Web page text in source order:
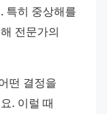
특히 중상해를
전문가의
떤 결정을